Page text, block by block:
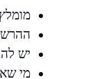
יש
מי